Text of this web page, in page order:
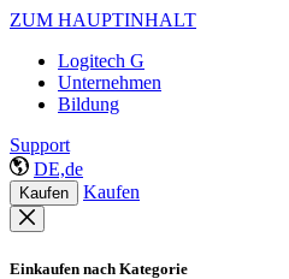
ZUM HAUPTINHALT
Logitech G
Unternehmen
Bildung
Support
DE,de
Kaufen Kaufen
Einkaufen nach Kategorie